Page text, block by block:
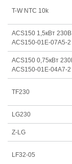
T-W NTC 10k
ACS150 1,5кВт
ACS150-01E-07A5-2
ACS150 0,75кВт
ACS150-01E-04A7-2
TF230
LG230
Z-LG
LF32-05